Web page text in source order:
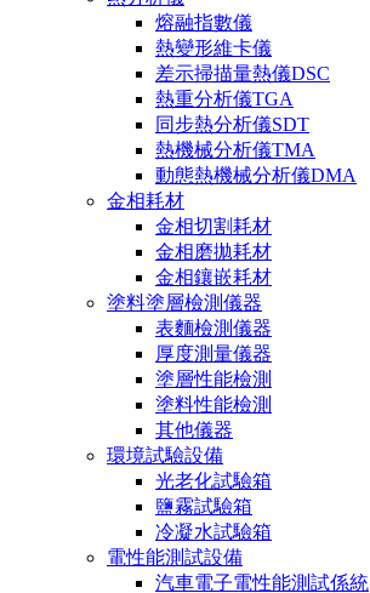
熔融指數儀
熱變形維卡儀
差示掃描量熱儀DSC
熱重分析儀TGA
同步熱分析儀SDT
熱機械分析儀TMA
動態熱機械分析儀DMA
金相耗材
金相切割耗材
金相磨拋耗材
金相鑲嵌耗材
塗料塗層檢測儀器
表麵檢測儀器
厚度測量儀器
塗層性能檢測
塗料性能檢測
其他儀器
環境試驗設備
光老化試驗箱
鹽霧試驗箱
冷凝水試驗箱
電性能測試設備
汽車電子電性能測試係統